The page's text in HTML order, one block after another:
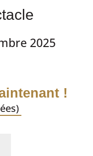
2025
!